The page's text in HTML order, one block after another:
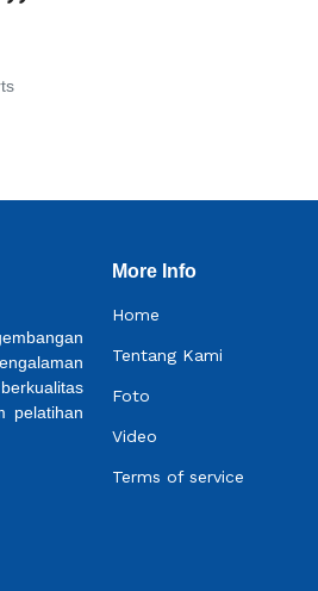
pelatihan
More Info
Home
Tentang Kami
Foto
Video
Terms of service